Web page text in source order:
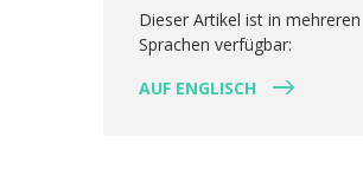
Dieser Artikel ist in mehreren
Sprachen verfügbar:
AUF ENGLISCH